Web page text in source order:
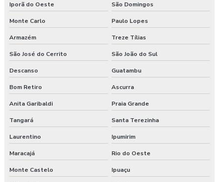
Iporã do Oeste São Domingos
Monte Carlo Paulo Lopes
Armazém Treze Tílias
São José do Cerrito São João do Sul
Descanso Guatambu
Bom Retiro Ascurra
Anita Garibaldi Praia Grande
Tangará Santa Terezinha
Laurentino Ipumirim
Maracajá Rio do Oeste
Monte Castelo Ipuaçu